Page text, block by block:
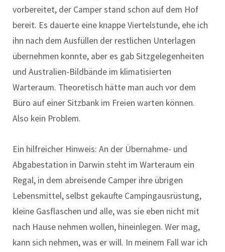
vorbereitet, der Camper stand schon auf dem Hof
bereit. Es dauerte eine knappe Viertelstunde, ehe ich
ihn nach dem Ausfüllen der restlichen Unterlagen
übernehmen konnte, aber es gab Sitzgelegenheiten
und Australien-Bildbände im klimatisierten
Warteraum. Theoretisch hätte man auch vor dem
Büro auf einer Sitzbank im Freien warten können.
Also kein Problem.
Ein hilfreicher Hinweis: An der Übernahme- und
Abgabestation in Darwin steht im Warteraum ein
Regal, in dem abreisende Camper ihre übrigen
Lebensmittel, selbst gekaufte Campingausrüstung,
kleine Gasflaschen und alle, was sie eben nicht mit
nach Hause nehmen wollen, hineinlegen. Wer mag,
kann sich nehmen, was er will. In meinem Fall war ich